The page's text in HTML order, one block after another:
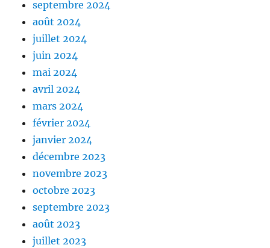
septembre 2024
août 2024
juillet 2024
juin 2024
mai 2024
avril 2024
mars 2024
février 2024
janvier 2024
décembre 2023
novembre 2023
octobre 2023
septembre 2023
août 2023
juillet 2023